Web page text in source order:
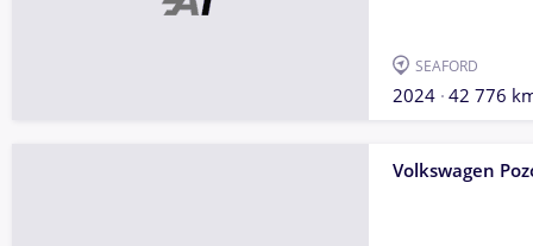
SEAFORD
2024 42 776
Volkswagen